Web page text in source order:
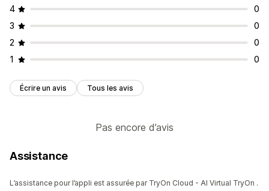
4
0
3
0
2
0
1
0
Écrire un avis Tous les avis
Pas encore d’avis
Assistance
L’assistance pour l’appli est assurée par TryOn Cloud - AI Virtual TryOn .